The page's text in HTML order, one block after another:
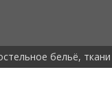
бельё, ткани